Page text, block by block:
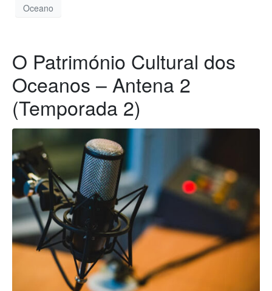
Oceano
O Património Cultural dos
Oceanos – Antena 2
(Temporada 2)